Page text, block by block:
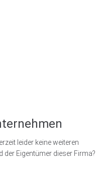
leider keine weiteren
der Eigentümer dieser Firma?